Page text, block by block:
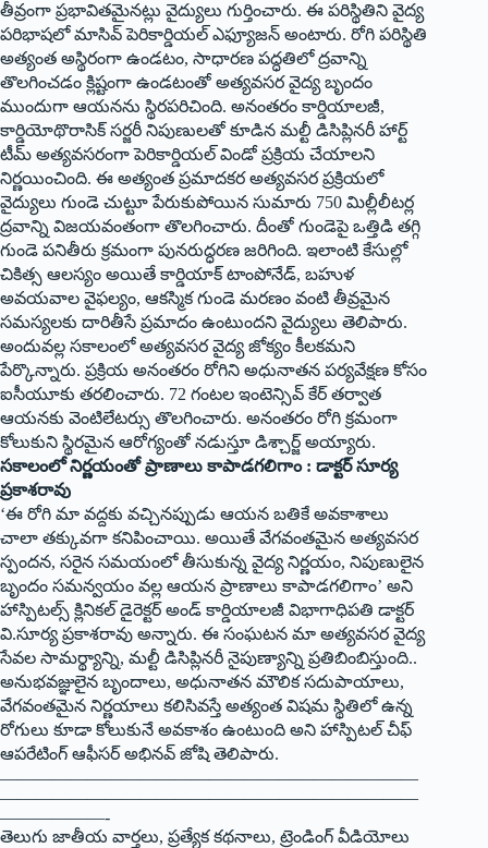
తీవ్రంగా ప్రభావితమైనట్లు వైద్యులు గుర్తించారు. ఈ పరిస్థితిని వైద్య
పరిభాషలో మాసివ్ పెరికార్డియల్ ఎఫ్యూజన్ అంటారు. రోగి పరిస్థితి
అత్యంత అస్థిరంగా ఉండటం, సాధారణ పద్ధతిలో ద్రవాన్ని
తొలగించడం క్లిష్టంగా ఉండటంతో అత్యవసర వైద్య బృందం
ముందుగా ఆయనను స్థిరపరిచింది. అనంతరం కార్డియాలజీ,
కార్డియోథొరాసిక్ సర్జరీ నిపుణులతో కూడిన మల్టీ డిసిప్లినరీ హార్ట్
టీమ్ అత్యవసరంగా పెరికార్డియల్ విండో ప్రక్రియ చేయాలని
నిర్ణయించింది. ఈ అత్యంత ప్రమాదకర అత్యవసర ప్రక్రియలో
వైద్యులు గుండె చుట్టూ పేరుకుపోయిన సుమారు 750 మిల్లీలీటర్ల
ద్రవాన్ని విజయవంతంగా తొలగించారు. దీంతో గుండెపై ఒత్తిడి తగ్గి
గుండె పనితీరు క్రమంగా పునరుద్ధరణ జరిగింది. ఇలాంటి కేసుల్లో
చికిత్స ఆలస్యం అయితే కార్డియాక్ టాంపోనేడ్, బహుళ
అవయవాల వైఫల్యం, ఆకస్మిక గుండె మరణం వంటి తీవ్రమైన
సమస్యలకు దారితీసే ప్రమాదం ఉంటుందని వైద్యులు తెలిపారు.
అందువల్ల సకాలంలో అత్యవసర వైద్య జోక్యం కీలకమని
పేర్కొన్నారు. ప్రక్రియ అనంతరం రోగిని అధునాతన పర్యవేక్షణ కోసం
ఐసీయూకు తరలించారు. 72 గంటల ఇంటెన్సివ్ కేర్ తర్వాత
ఆయనకు వెంటిలేటర్సు తొలగించారు. అనంతరం రోగి క్రమంగా
కోలుకుని స్థిరమైన ఆరోగ్యంతో నడుస్తూ డిశ్చార్జ్ అయ్యారు.
సకాలంలో నిర్ణయంతో ప్రాణాలు కాపాడగలిగాం : డాక్టర్ సూర్య
ప్రకాశరావు
‘ఈ రోగి మా వద్దకు వచ్చినప్పుడు ఆయన బతికే అవకాశాలు
చాలా తక్కువగా కనిపించాయి. అయితే వేగవంతమైన అత్యవసర
స్పందన, సరైన సమయంలో తీసుకున్న వైద్య నిర్ణయం, నిపుణులైన
బృందం సమన్వయం వల్ల ఆయన ప్రాణాలు కాపాడగలిగాం’ అని
హాస్పిటల్స్ క్లినికల్ డైరెక్టర్ అండ్ కార్డియాలజీ విభాగాధిపతి డాక్టర్
వి.సూర్య ప్రకాశరావు అన్నారు. ఈ సంఘటన మా అత్యవసర వైద్య
సేవల సామర్థ్యాన్ని, మల్టీ డిసిప్లినరీ నైపుణ్యాన్ని ప్రతిబింబిస్తుంది..
అనుభవజ్ఞులైన బృందాలు, అధునాతన మౌలిక సదుపాయాలు,
వేగవంతమైన నిర్ణయాలు కలిసివస్తే అత్యంత విషమ స్థితిలో ఉన్న
రోగులు కూడా కోలుకునే అవకాశం ఉంటుంది అని హాస్పిటల్ చీఫ్
ఆపరేటింగ్ ఆఫీసర్ అభినవ్ జోషి తెలిపారు.
————————————————————————
————————————————————————
——————-
తెలుగు జాతీయ వార్తలు, ప్రత్యేక కథనాలు, ట్రెండింగ్ వీడియోలు